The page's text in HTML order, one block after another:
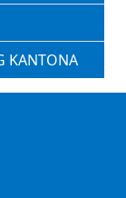
KANTONA